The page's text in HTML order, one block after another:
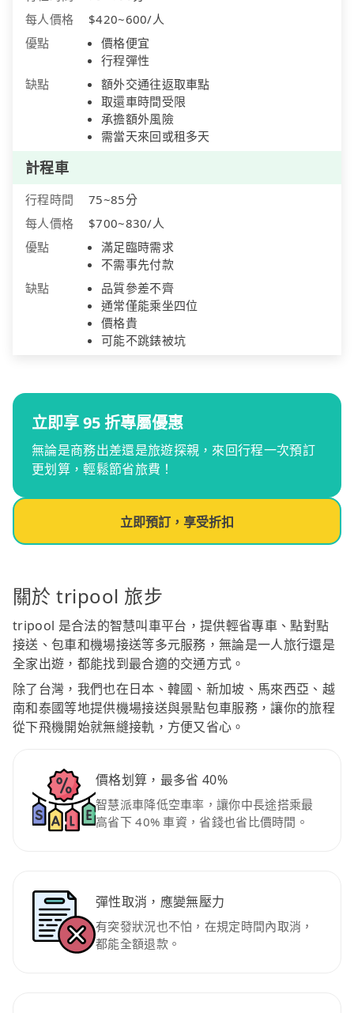
每人價格
$420~600/人
優點
價格便宜
行程彈性
缺點
額外交通往返取車點
取還車時間受限
承擔額外風險
需當天來回或租多天
計程車
行程時間
75~85分
每人價格
$700~830/人
優點
滿足臨時需求
不需事先付款
缺點
品質參差不齊
通常僅能乘坐四位
價格貴
可能不跳錶被坑
立即享 95 折專屬優惠
無論是商務出差還是旅遊探親，來回行程一次預訂
更划算，輕鬆節省旅費！
立即預訂，享受折扣
關於 tripool 旅步
tripool 是合法的智慧叫車平台，提供輕省專車、點對點
接送、包車和機場接送等多元服務，無論是一人旅行還是
全家出遊，都能找到最合適的交通方式。
除了台灣，我們也在日本、韓國、新加坡、馬來西亞、越
南和泰國等地提供機場接送與景點包車服務，讓你的旅程
從下飛機開始就無縫接軌，方便又省心。
價格划算，最多省 40%
智慧派車降低空車率，讓你中長途搭乘最
高省下 40% 車資，省錢也省比價時間。
彈性取消，應變無壓力
有突發狀況也不怕，在規定時間內取消，
都能全額退款。